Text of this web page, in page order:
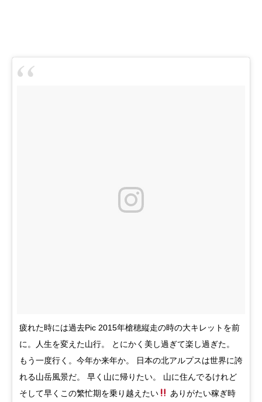
疲れた時には過去Pic 2015年槍穂縦走の時の大キレットを前
に。人生を変えた山行。 とにかく美し過ぎて楽し過ぎた。
もう一度行く。今年か来年か。 日本の北アルプスは世界に誇
れる山岳風景だ。 早く山に帰りたい。 山に住んでるけれど
そして早くこの繁忙期を乗り越えたい
ありがたい稼ぎ時